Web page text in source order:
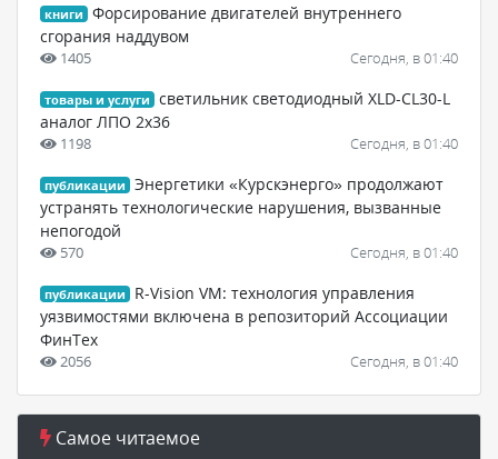
книги
Форсирование двигателей внутреннего
сгорания наддувом
1405 Сегодня, в 01:40
товары и услуги
светильник светодиодный XLD-CL30-L
аналог ЛПО 2х36
1198 Сегодня, в 01:40
публикации
Энергетики «Курскэнерго» продолжают
устранять технологические нарушения, вызванные
непогодой
570 Сегодня, в 01:40
публикации
R-Vision VM: технология управления
уязвимостями включена в репозиторий Ассоциации
ФинТех
2056 Сегодня, в 01:40
Самое читаемое